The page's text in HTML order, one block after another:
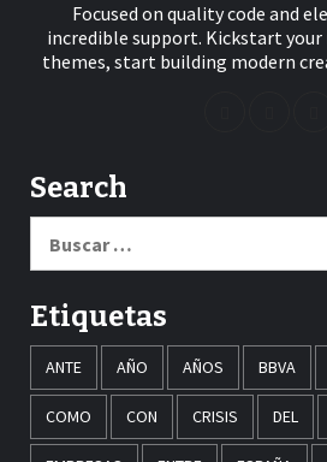
Focused on quality code and
incredible support. Kickstart
themes, start building modern
Search
Etiquetas
ANTE AÑO AÑOS BBVA
COMO CON CRISIS DEL